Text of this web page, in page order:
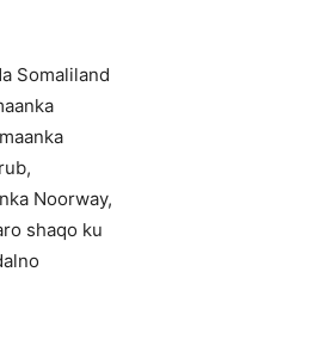
Somaliland
Noorway,
shaqo ku